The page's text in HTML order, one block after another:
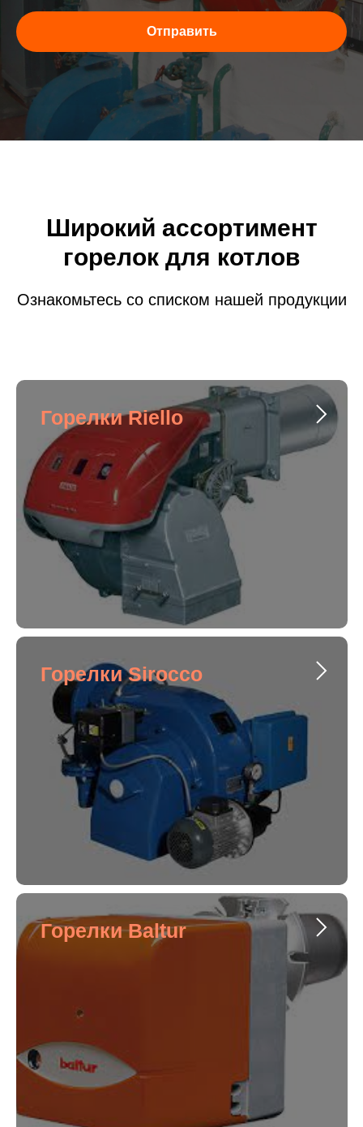
Отправить
Широкий ассортимент
горелок для котлов
Ознакомьтесь со списком нашей продукции
Горелки Riello
Горелки Sirocco
Горелки Baltur